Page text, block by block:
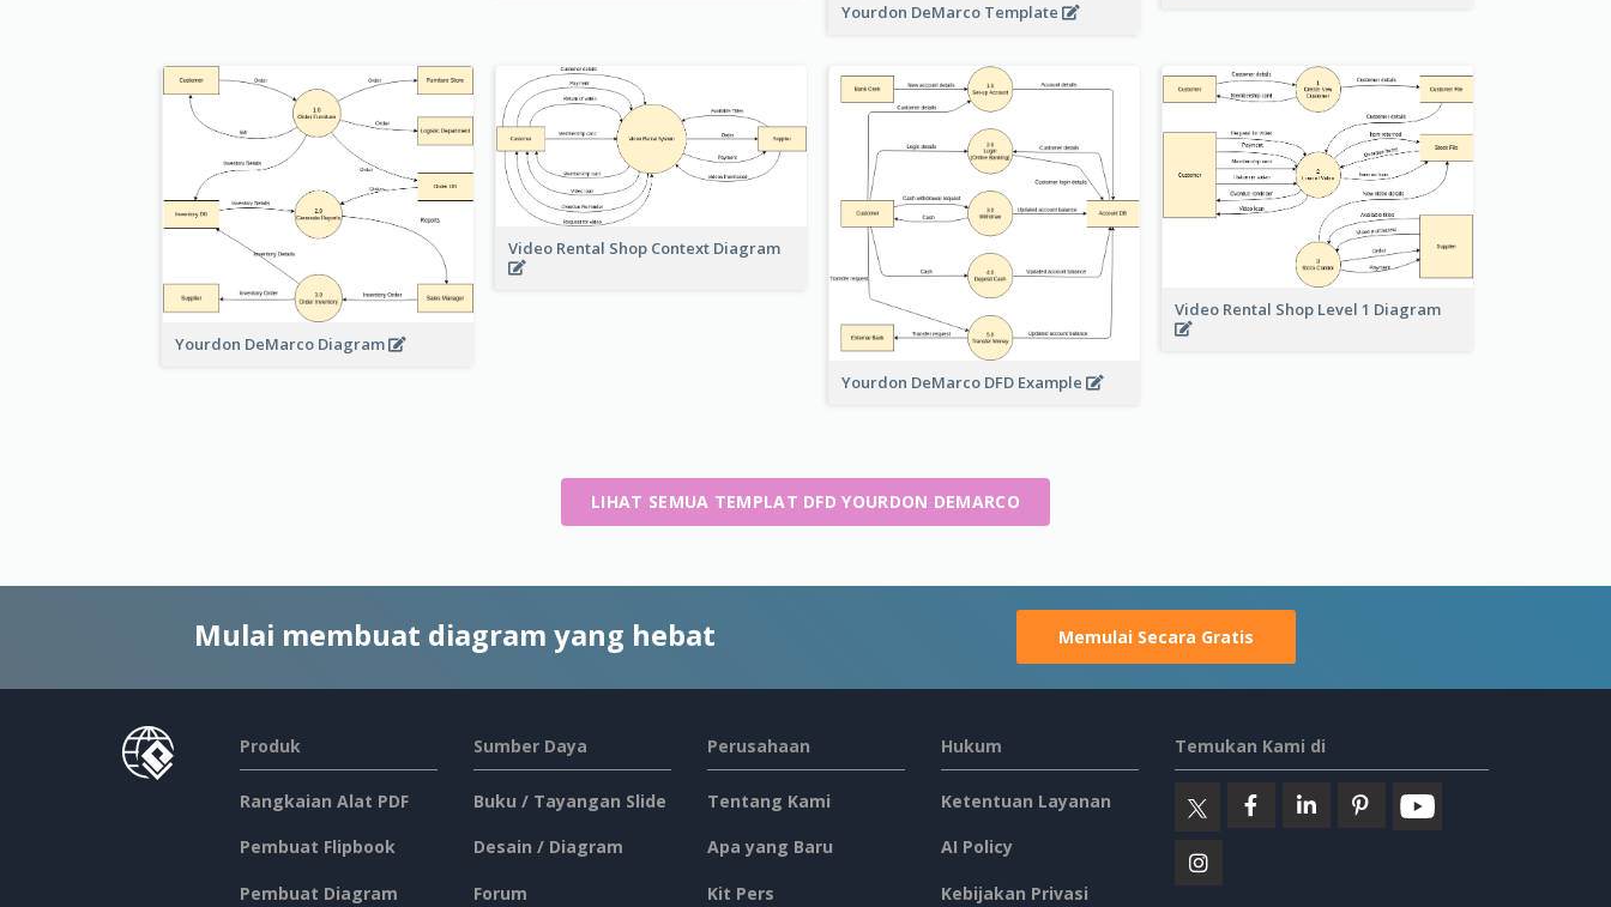
Yourdon DeMarco Template
Yourdon DeMarco Diagram
Video Rental Shop Context Diagram
Yourdon DeMarco DFD Example
Video Rental Shop Level 1 Diagram
LIHAT SEMUA TEMPLAT DFD YOURDON DEMARCO
Mulai membuat diagram yang hebat Memulai Secara Gratis
Produk
Rangkaian Alat PDF
Pembuat Flipbook
Pembuat Diagram
Sumber Daya
Buku / Tayangan Slide
Desain / Diagram
Forum
Perusahaan
Tentang Kami
Apa yang Baru
Kit Pers
Hukum
Ketentuan Layanan
AI Policy
Kebijakan Privasi
Temukan Kami di